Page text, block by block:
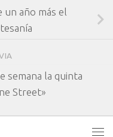
un año más el
semana la quinta
Street»